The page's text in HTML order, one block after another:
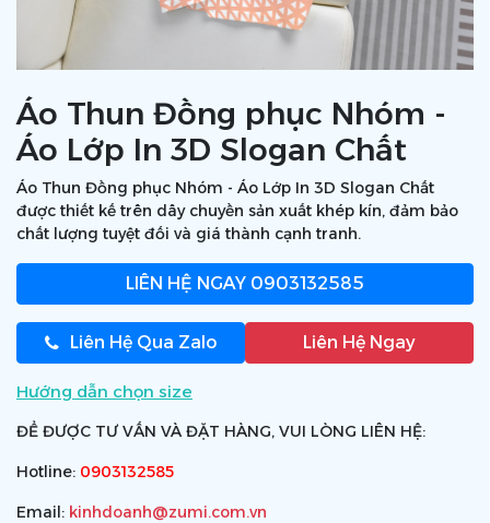
Áo Thun Đồng phục Nhóm -
Áo Lớp In 3D Slogan Chất
Áo Thun Đồng phục Nhóm - Áo Lớp In 3D Slogan Chất
được thiết kế trên dây chuyền sản xuất khép kín, đảm bảo
chất lượng tuyệt đối và giá thành cạnh tranh.
LIÊN HỆ NGAY 0903132585
Liên Hệ Qua Zalo Liên Hệ Ngay
Hướng dẫn chọn size
ĐỂ ĐƯỢC TƯ VẤN VÀ ĐẶT HÀNG, VUI LÒNG LIÊN HỆ:
Hotline: 0903132585
Email: kinhdoanh@zumi.com.vn